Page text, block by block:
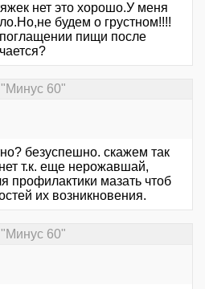
нет это хорошо.У меня
будем о грустном!!!!
пищи после
60"
безуспешно. скажем так
т.к. еще нерожавшай,
профилактики мазать чтоб
их возникновения.
60"